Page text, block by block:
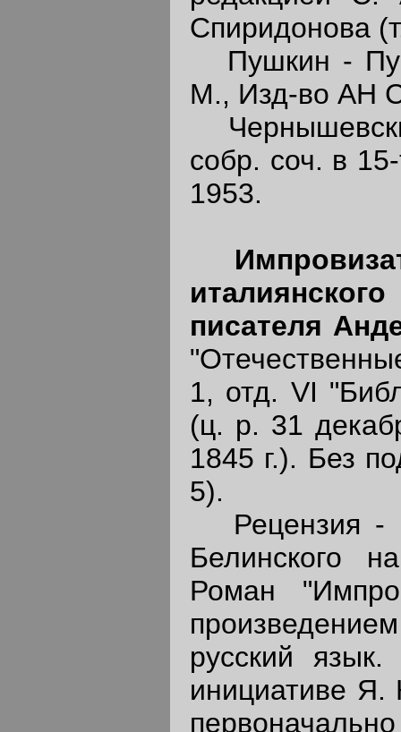
Спиридонова
Пушкин -
М., Изд-во АН
собр. соч. в
1953.
писателя
1, отд. VI
(ц. р. 31
1845 г.). Без
5).
Рецензия -
Белинского
Роман
русский
инициативе Я.